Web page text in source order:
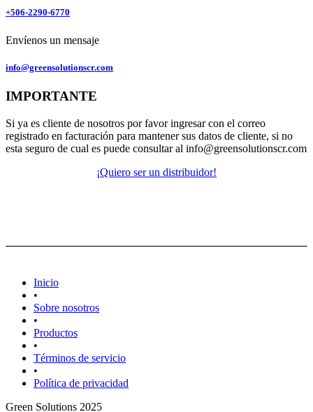
+506-2290-6770
Envíenos un mensaje
info@greensolutionscr.com
IMPORTANTE
Si ya es cliente de nosotros por favor ingresar con el correo
registrado en facturación para mantener sus datos de cliente, si no
esta seguro de cual es puede consultar al info@greensolutionscr.com
¡Quiero ser un distribuidor!
Inicio
•
Sobre nosotros
•
Productos
•
Términos de servicio
•
Política de privacidad
Green Solutions 2025